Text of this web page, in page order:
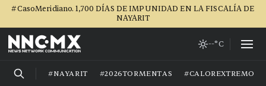
#CasoMeridiano. 1,700 DÍAS DE IMPUNIDAD EN LA FISCALÍA DE
NAYARIT
--°C
#NAYARIT #2026TORMENTAS #CALOREXTREMO